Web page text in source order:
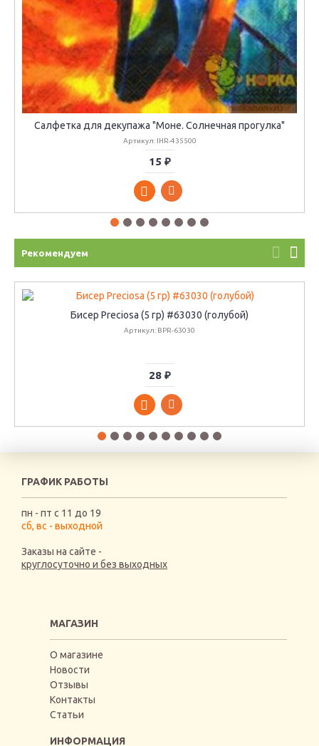
Салфетка для декупажа "Моне. Солнечная прогулка"
Артикул: IHR-435500
15 ₽
Рекомендуем
Бисер Preciosa (5 гр) #63030 (голубой)
Артикул: BPR-63030
28 ₽
ГРАФИК РАБОТЫ
пн - пт с 11 до 19
сб, вс - выходной
Заказы на сайте -
круглосуточно и без выходных
МАГАЗИН
О магазине
Новости
Отзывы
Контакты
Статьи
ИНФОРМАЦИЯ